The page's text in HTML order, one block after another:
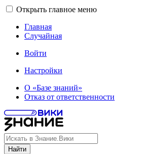
Открыть главное меню
Главная
Случайная
Войти
Настройки
О «Базе знаний»
Отказ от ответственности
Найти